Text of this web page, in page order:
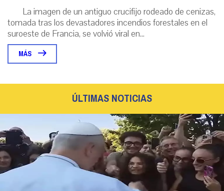
La imagen de un antiguo crucifijo rodeado de cenizas,
tomada tras los devastadores incendios forestales en el
suroeste de Francia, se volvió viral en...
MÁS
ÚLTIMAS NOTICIAS